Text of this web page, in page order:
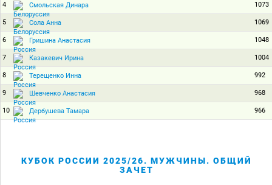
4 Смольская Динара 1073
5 Сола Анна 1069
6 Гришина Анастасия 1048
7 Казакевич Ирина 1004
8 Терещенко Инна 992
9 Шевченко Анастасия 968
10 Дербушева Тамара 966
КУБОК РОССИИ 2025/26. МУЖЧИНЫ. ОБЩИЙ
ЗАЧЕТ